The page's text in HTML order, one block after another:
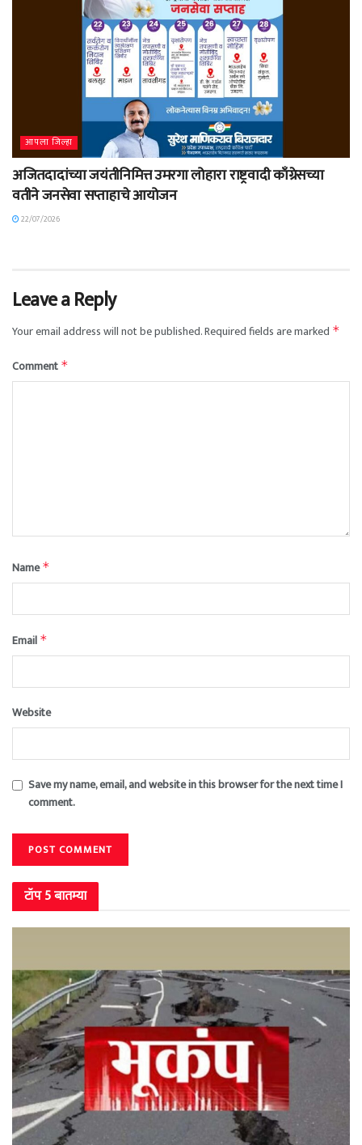
आपला जिल्हा
अजितदादांच्या जयंतीनिमित्त उमरगा लोहारा राष्ट्रवादी काँग्रेसच्या
वतीने जनसेवा सप्ताहाचे आयोजन
22/07/2026
Leave a Reply
Your email address will not be published.Required fields are marked *
Comment *
Name*
Email *
Website
Save my name, email, and website in this browser for the next time I
comment.
टॉप 5 बातम्या